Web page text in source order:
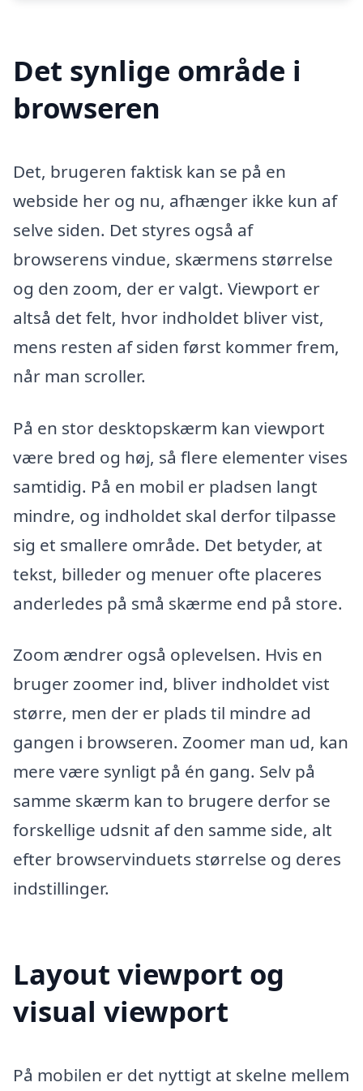
Det synlige område i
browseren
Det, brugeren faktisk kan se på en
webside her og nu, afhænger ikke kun af
selve siden. Det styres også af
browserens vindue, skærmens størrelse
og den zoom, der er valgt. Viewport er
altså det felt, hvor indholdet bliver vist,
mens resten af siden først kommer frem,
når man scroller.
På en stor desktopskærm kan viewport
være bred og høj, så flere elementer vises
samtidig. På en mobil er pladsen langt
mindre, og indholdet skal derfor tilpasse
sig et smallere område. Det betyder, at
tekst, billeder og menuer ofte placeres
anderledes på små skærme end på store.
Zoom ændrer også oplevelsen. Hvis en
bruger zoomer ind, bliver indholdet vist
større, men der er plads til mindre ad
gangen i browseren. Zoomer man ud, kan
mere være synligt på én gang. Selv på
samme skærm kan to brugere derfor se
forskellige udsnit af den samme side, alt
efter browservinduets størrelse og deres
indstillinger.
Layout viewport og
visual viewport
På mobilen er det nyttigt at skelne mellem